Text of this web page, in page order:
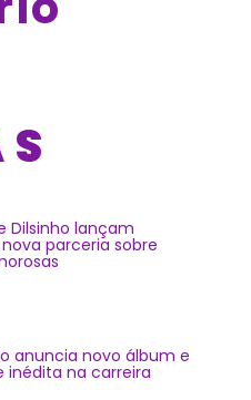
Dilsinho lançam
nova parceria sobre
anuncia novo álbum e
inédita na carreira